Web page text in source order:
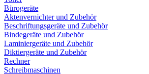
Bürogeräte
Aktenvernichter und Zubehör
Beschriftungsgeräte und Zubehör
Bindegeräte und Zubehör
Laminiergeräte und Zubehör
Diktiergeräte und Zubehör
Rechner
Schreibmaschinen